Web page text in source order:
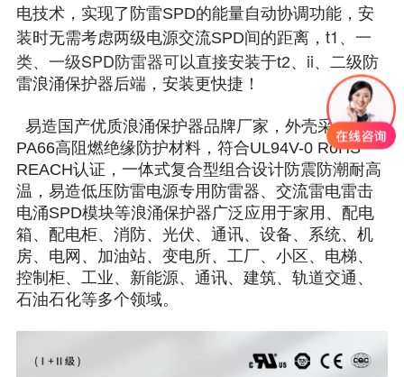
电技术，实现了防雷SPD的能量自动协调功能，安
装时无需考虑两级电源交流SPD间的距离， t1、一
类、 一级SPD防雷器可以直接安装于t2、 ii、
二级防
雷浪涌保护器后端，安装更快捷！
易造国产优质浪涌保护器品牌厂家，外壳采用
PA66高阻燃绝缘防护材料，符合UL94V-0 RoHS
REACH认证，一体式复合型组合设计防震防潮耐高
温，易造低压防雷电源专用防雷器、交流雷电雷击
电涌SPD模块等浪涌保护器广泛应用于家用、配电
箱、配电柜、消防、光伏、通讯、设备、系统、机
房、电网、加油站、变电所、工厂、小区、电梯、
控制柜、工业、新能源、通讯、建筑、轨道交通、
石油石化等多个领域。